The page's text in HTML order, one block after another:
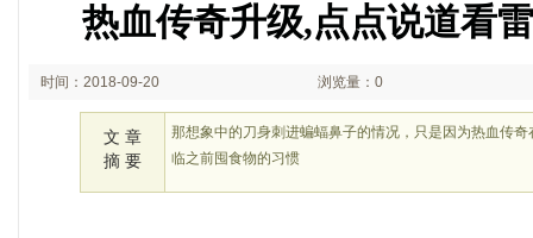
热血传奇升级,点点说道看
时间：2018-09-20 浏览量：0
文 章
摘 要
那想象中的刀身刺进蝙蝠鼻子的情况，只是因为热血传
临之前囤食物的习惯